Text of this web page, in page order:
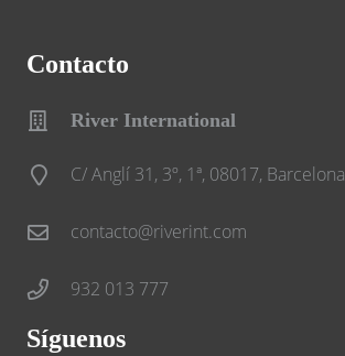
Contacto
River International
C/ Anglí 31, 3º, 1ª, 08017, Barcelona
contacto@riverint.com
932 013 777
Síguenos